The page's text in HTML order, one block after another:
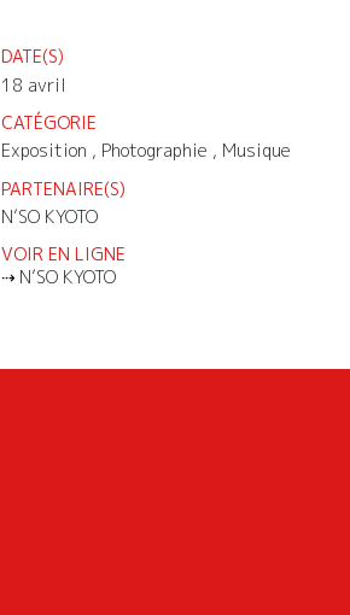
DATE(S)
18 avril
CATÉGORIE
Exposition , Photographie , Musique
PARTENAIRE(S)
N’SO KYOTO
VOIR EN LIGNE
N’SO KYOTO